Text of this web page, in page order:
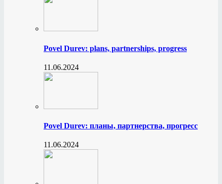
Povel Durev: plans, partnerships, progress
11.06.2024
Povel Durev: планы, партнерства, прогресс
11.06.2024